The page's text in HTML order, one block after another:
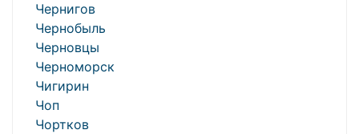
Чернигов
Чернобыль
Черновцы
Черноморск
Чигирин
Чоп
Чортков